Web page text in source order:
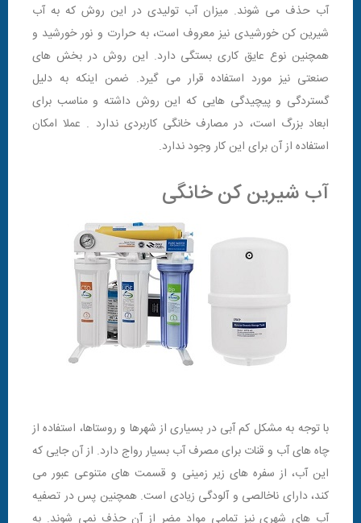
آب حذف می شوند. میزان آب تولیدی در این روش که به آب
شیرین کن خورشیدی نیز معروف است، به حرارت و نور خورشید و
همچنین نوع عایق کاری بستگی دارد. این روش در بخش های
صنعتی نیز مورد استفاده قرار می گیرد. ضمن اینکه به دلیل
گستردگی و پیچیدگی هایی که این روش داشته و مناسب برای
ابعاد بزرگ است، در مصارف خانگی کاربردی ندارد . عملا امکان
استفاده از آن برای این کار وجود ندارد.
آب شیرین کن خانگی
با توجه به مشکل کم آبی در بسیاری از شهرها و روستاها، استفاده از
چاه های آب و قنات برای مصرف آب بسیار رواج دارد. از آن جایی که
این آب، از سفره های زیر زمینی و قسمت های متنوعی عبور می
کند، دارای ناخالصی و آلودگی زیادی است. همچنین پس در تصفیه
آب های شهری نیز تمامی مواد مضر از آن حذف نمی شوند. به